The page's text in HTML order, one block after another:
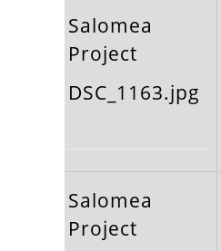
Salomea
Project
DSC_1163.jpg
Salomea
Project